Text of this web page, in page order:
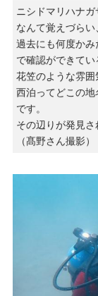
ニシドマリハナガ
なんて覚えづら
過去にも何度か
で確認ができてい
花笠のような雰囲
西泊ってどこの
です。
その辺りが発見さ
（髙野さん撮影）